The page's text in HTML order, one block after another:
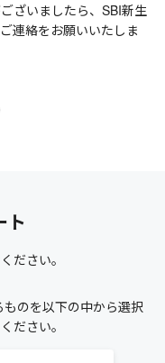
ざいましたら、SBI新生
連絡をお願いいたしま
ト
ださい。
のを以下の中から選択
ださい。